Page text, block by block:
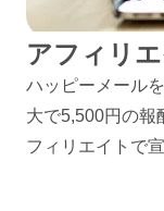
アフィリ
ハッピーメール
大で5,500円の報
フィリエイトで